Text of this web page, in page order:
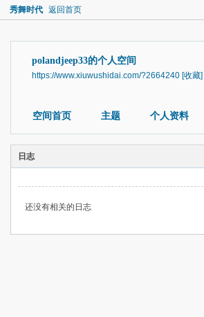
秀舞时代 返回首页
polandjeep33的个人空间
https://www.xiuwushidai.com/?2664240 [收藏]
空间首页 主题 个人资料
日志
还没有相关的日志